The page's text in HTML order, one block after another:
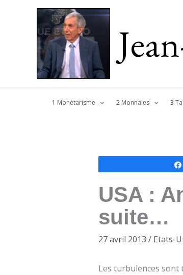
1 Monétarisme 2 Monnaies 3
USA :
suite…
27 avril 2013 / Etats-
Les turbulences sont